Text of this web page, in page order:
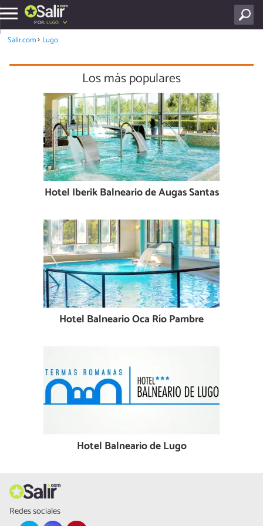
POR:LUGO
Salir.com Lugo
Los más populares
Hotel Iberik Balneario de Augas Santas
Hotel Balneario Oca Río Pambre
Hotel Balneario de Lugo
Redes sociales